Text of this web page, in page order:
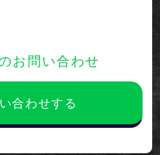
お問い合わせ
合わせする